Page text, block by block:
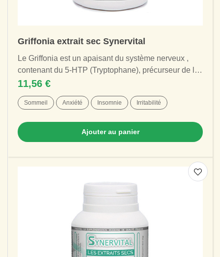
Griffonia extrait sec Synervital
Le Griffonia est un apaisant du système nerveux ,
contenant du 5-HTP (Tryptophane), précurseur de la
sérotonine , qui permet la régulation de...
11,56 €
Sommeil Anxiété Insomnie Irritabilité
Ajouter au panier